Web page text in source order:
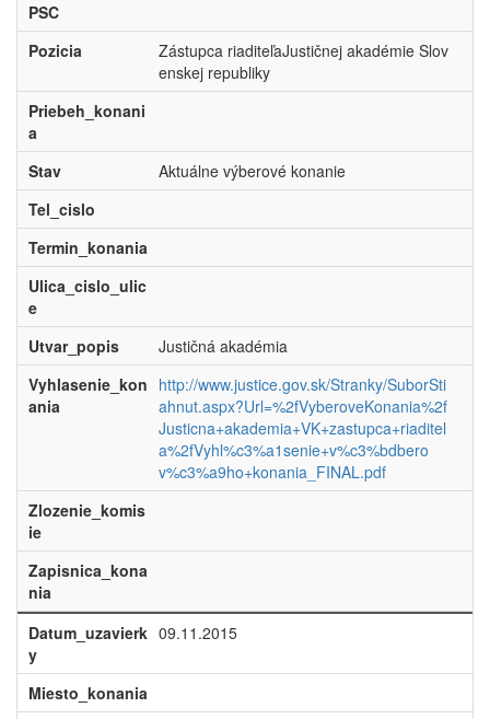
PSC
Pozicia
Zástupca riaditeľaJustičnej akadémie Slov
enskej republiky
Priebeh_konani
a
Stav
Aktuálne výberové konanie
Tel_cislo
Termin_konania
Ulica_cislo_ulic
e
Utvar_popis
Justičná akadémia
Vyhlasenie_kon
ania
http://www.justice.gov.sk/Stranky/SuborSti
ahnut.aspx?Url=%2fVyberoveKonania%2f
Justicna+akademia+VK+zastupca+riaditel
a%2fVyhl%c3%a1senie+v%c3%bdbero
v%c3%a9ho+konania_FINAL.pdf
Zlozenie_komis
ie
Zapisnica_kona
nia
Datum_uzavierk
y
09.11.2015
Miesto_konania